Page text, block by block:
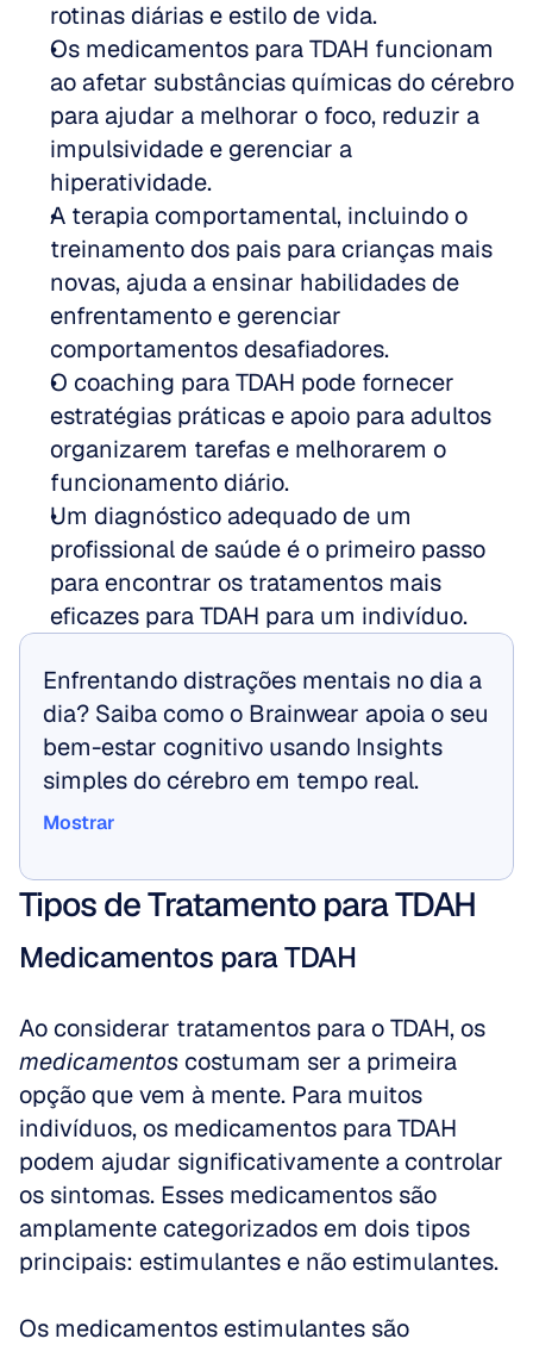
rotinas diárias e estilo de vida.
Os medicamentos para TDAH funcionam
ao afetar substâncias químicas do cérebro
para ajudar a melhorar o foco, reduzir a
impulsividade e gerenciar a
hiperatividade.
A terapia comportamental, incluindo o
treinamento dos pais para crianças mais
novas, ajuda a ensinar habilidades de
enfrentamento e gerenciar
comportamentos desafiadores.
O coaching para TDAH pode fornecer
estratégias práticas e apoio para adultos
organizarem tarefas e melhorarem o
funcionamento diário.
Um diagnóstico adequado de um
profissional de saúde é o primeiro passo
para encontrar os tratamentos mais
eficazes para TDAH para um indivíduo.
Enfrentando distrações mentais no dia a
dia? Saiba como o Brainwear apoia o seu
bem-estar cognitivo usando Insights
simples do cérebro em tempo real.
Mostrar
Tipos de Tratamento para TDAH
Medicamentos para TDAH
medicamentos costumam ser a primeira
opção que vem à mente. Para muitos
indivíduos, os medicamentos para TDAH
podem ajudar significativamente a controlar
os sintomas. Esses medicamentos são
amplamente categorizados em dois tipos
principais: estimulantes e não estimulantes.
Os medicamentos estimulantes são